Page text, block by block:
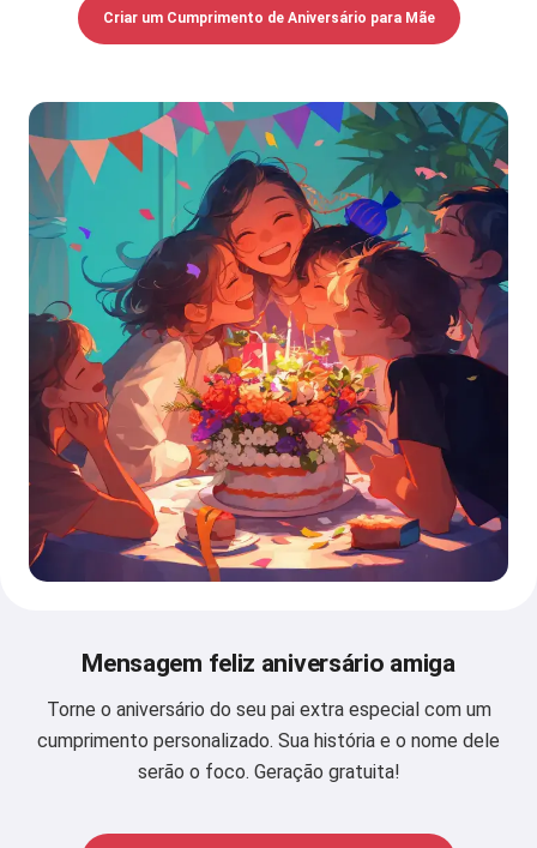
Criar um Cumprimento de Aniversário para Mãe
Mensagem feliz aniversário amiga
Torne o aniversário do seu pai extra especial com um
cumprimento personalizado. Sua história e o nome dele
serão o foco. Geração gratuita!